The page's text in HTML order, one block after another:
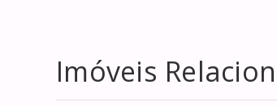
Imóveis